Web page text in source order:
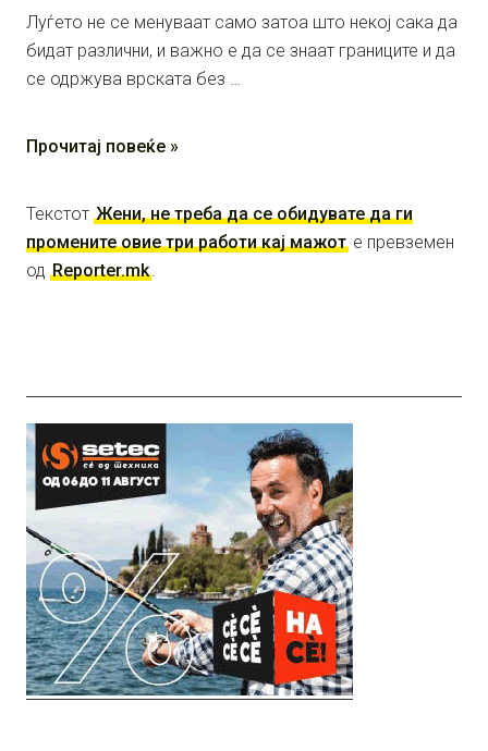
Луѓето не се менуваат само затоа што некој сака да
бидат различни, и важно е да се знаат границите и да
се одржува врската без …
Прочитај повеќе »
Текстот Жени, не треба да се обидувате да ги
промените овие три работи кај мажот е превземен
од Reporter.mk.